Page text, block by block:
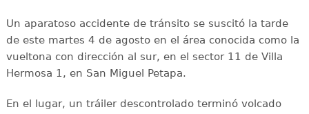
Un aparatoso accidente de tránsito se suscitó la tarde
de este martes 4 de agosto en el área conocida como la
vueltona con dirección al sur, en el sector 11 de Villa
Hermosa 1, en San Miguel Petapa.
En el lugar, un tráiler descontrolado terminó volcado